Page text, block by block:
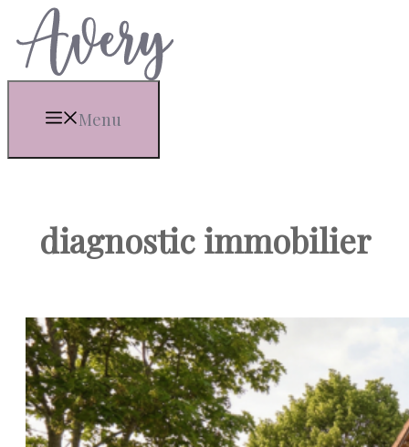
Aller
au
contenu
Menu
diagnostic immobilier